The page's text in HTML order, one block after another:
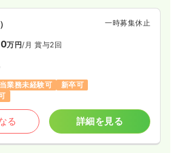
一時募集休止
万円/月 賞与2回
業務未経験可
新卒可
る 詳細を見る